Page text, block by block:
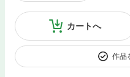
カートへ
作品